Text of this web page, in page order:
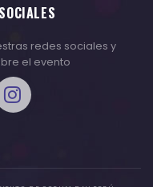
redes sociales y
el evento